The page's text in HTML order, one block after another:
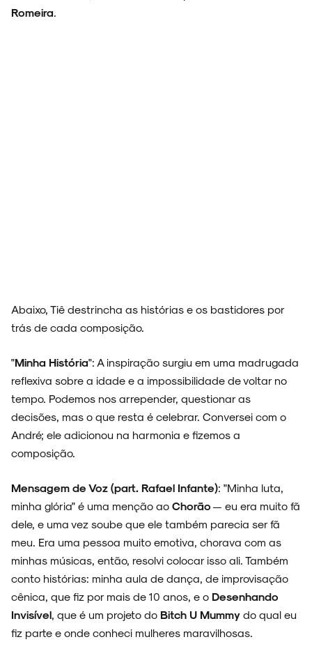
Romeira.
Abaixo, Tiê destrincha as histórias e os bastidores por
trás de cada composição.
"Minha História": A inspiração surgiu em uma madrugada
reflexiva sobre a idade e a impossibilidade de voltar no
tempo. Podemos nos arrepender, questionar as
decisões, mas o que resta é celebrar. Conversei com o
André; ele adicionou na harmonia e fizemos a
composição.
Mensagem de Voz (part. Rafael Infante): "Minha luta,
minha glória" é uma menção ao Chorão — eu era muito fã
dele, e uma vez soube que ele também parecia ser fã
meu. Era uma pessoa muito emotiva, chorava com as
minhas músicas, então, resolvi colocar isso ali. Também
conto histórias: minha aula de dança, de improvisação
cênica, que fiz por mais de 10 anos, e o Desenhando
Invisível, que é um projeto do Bitch U Mummy do qual eu
fiz parte e onde conheci mulheres maravilhosas.